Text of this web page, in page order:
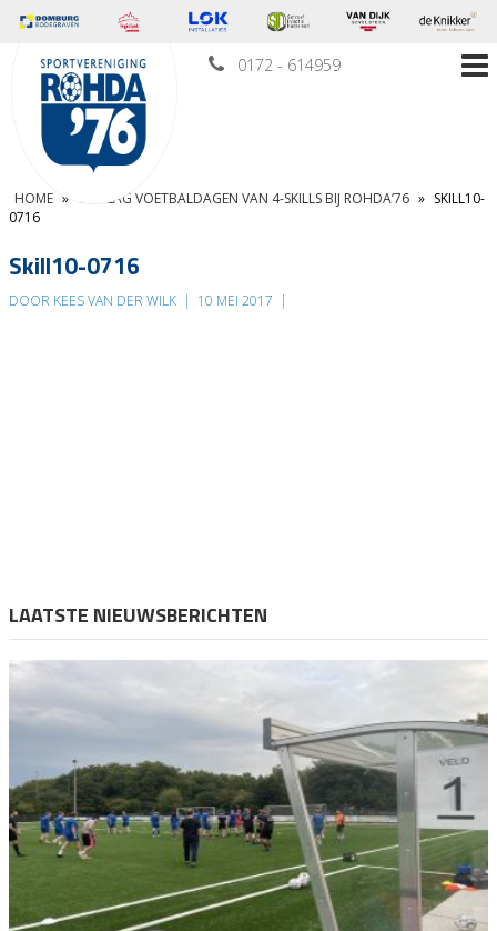
0172 - 614959
HOME » VERSLAG VOETBALDAGEN VAN 4-SKILLS BIJ ROHDA’76 » SKILL10-
0716
Skill10-0716
DOOR KEES VAN DER WILK | 10 MEI 2017 |
LAATSTE NIEUWSBERICHTEN